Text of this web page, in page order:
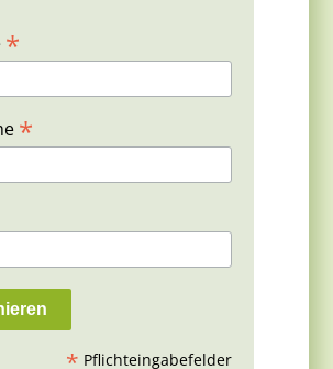
*
*
* Pflichteingabefelder